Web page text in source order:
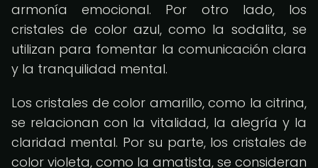
armonía emocional. Por otro lado, los
cristales de color azul, como la sodalita, se
utilizan para fomentar la comunicación clara
y la tranquilidad mental.
Los cristales de color amarillo, como la citrina,
se relacionan con la vitalidad, la alegría y la
claridad mental. Por su parte, los cristales de
color violeta, como la amatista, se consideran